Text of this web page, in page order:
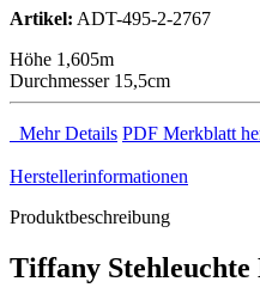
Artikel: ADT-495-2-2767
Höhe 1,605m
Durchmesser 15,5cm
Mehr Details PDF Merkblatt
Herstellerinformationen
Produktbeschreibung
Tiffany